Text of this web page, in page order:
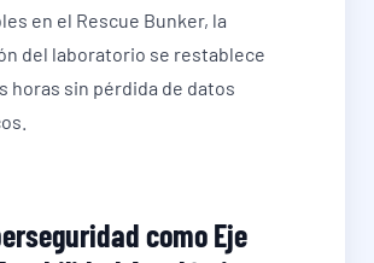
en el Rescue Bunker, la
del laboratorio se restablece
horas sin pérdida de datos
como Eje